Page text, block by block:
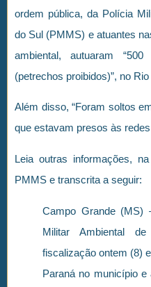
ordem pública, da Polícia
do Sul (PMMS) e atuantes
ambiental, autuaram
(petrechos proibidos)”, no
Além disso, “Foram soltos
que estavam presos às
Leia outras informações,
PMMS e transcrita a seguir:
Campo Grande (MS)
Militar Ambiental
fiscalização ontem (8)
Paraná no município